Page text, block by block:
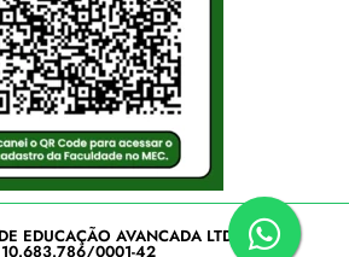
EDUCAÇÃO AVANCADA LTDA- CNPJ:
10.683.786/0001-42